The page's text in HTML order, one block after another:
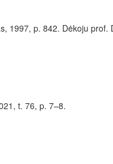
1997, p. 842. Dėkoju prof.
t. 76, p. 7–8.